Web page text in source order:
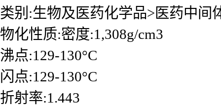
类别:生物及医药化学品>医药中间
物化性质:密度:1,308g/cm3
沸点:129-130°C
闪点:129-130°C
折射率:1.443